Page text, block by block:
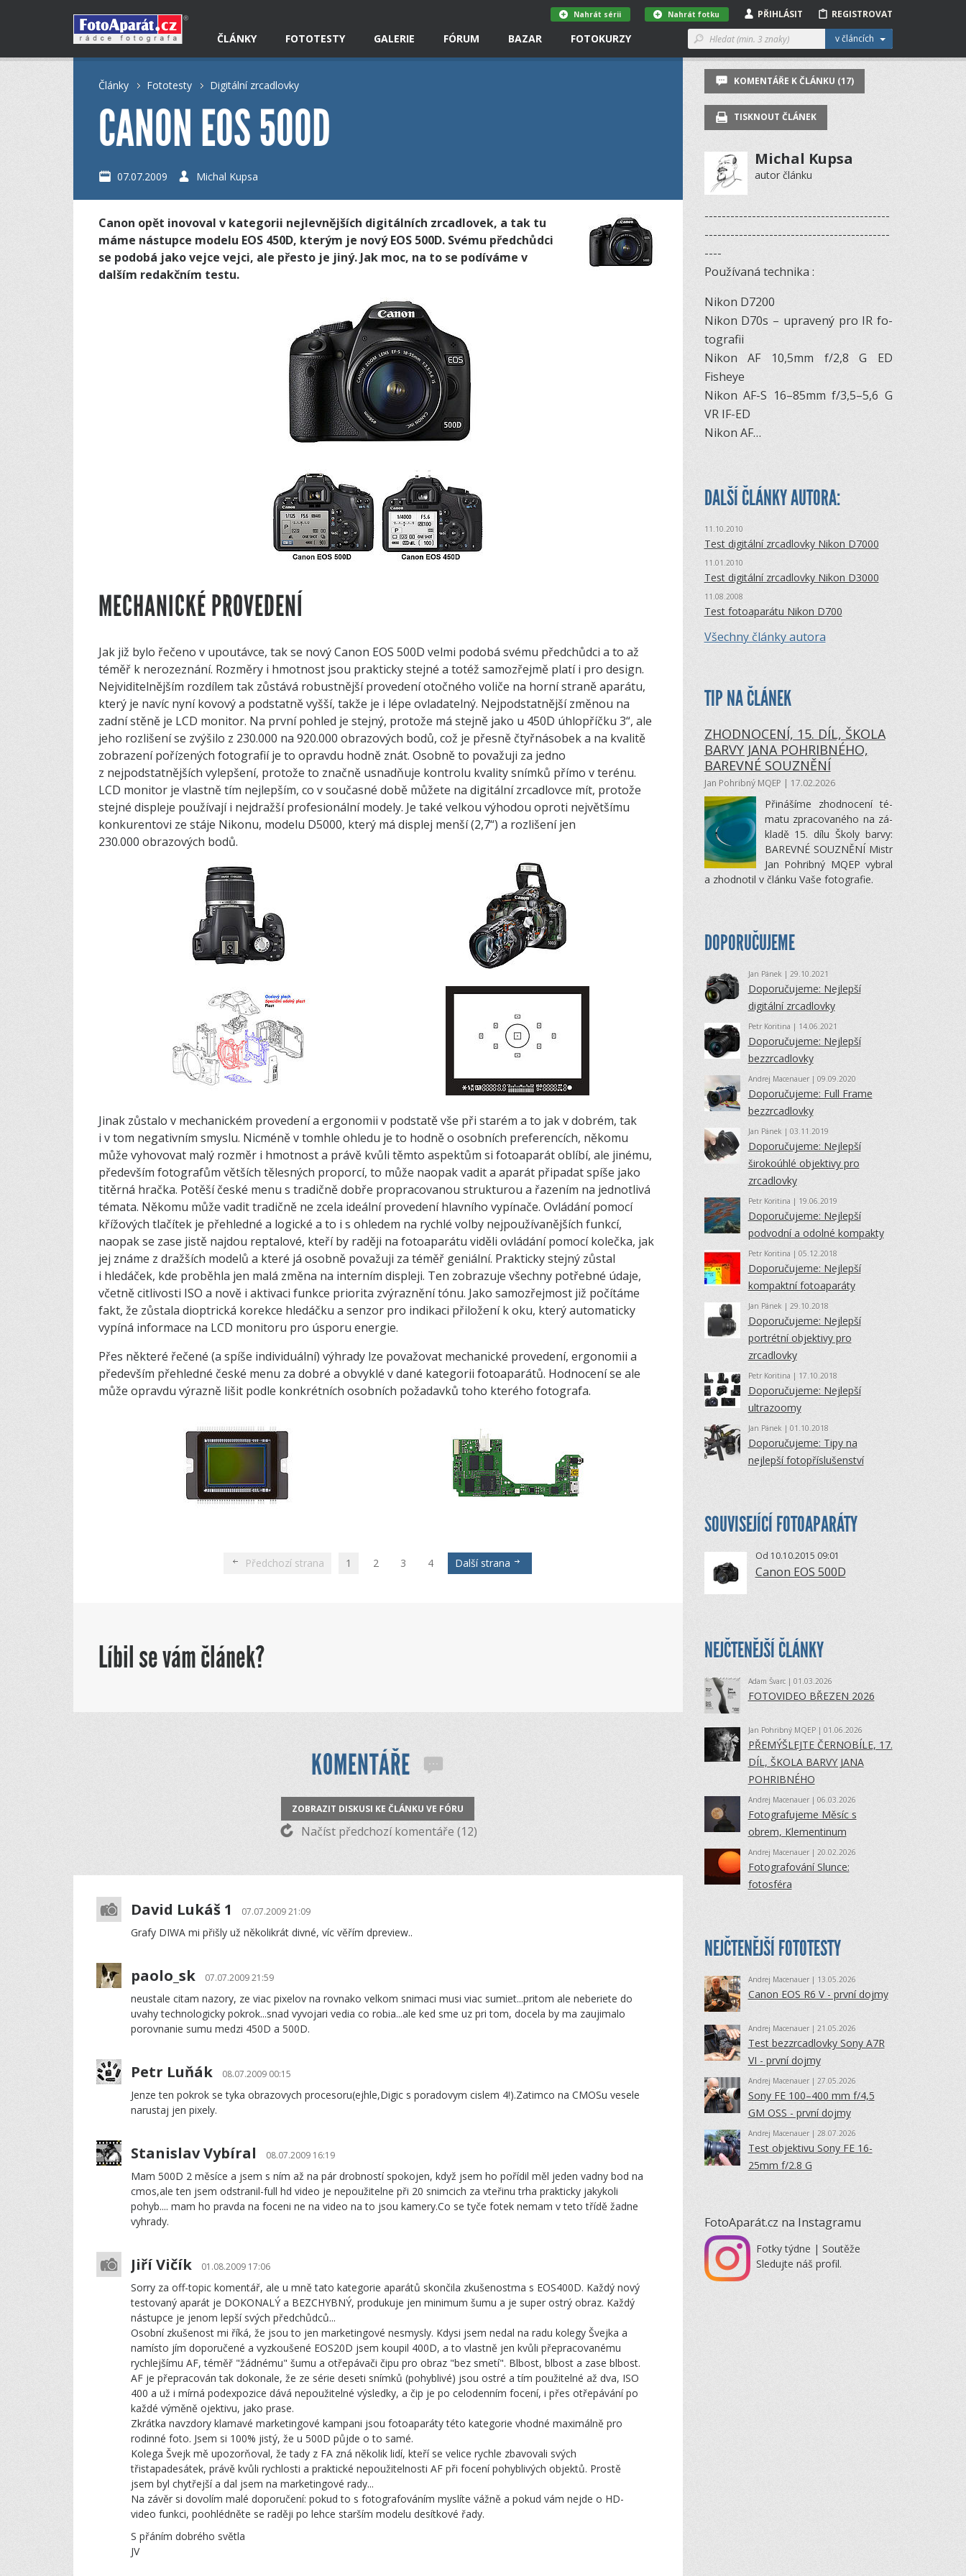
ČLÁNKY FOTOTESTY GALERIE FÓRUM BAZAR FOTOKURZY v článcích
REGISTROVAT
PŘIHLÁSIT
Nahrát fotku
Nahrát sérii
Články Fototesty Digitální zrcadlovky
CANON EOS 500D
07.07.2009 Michal Kupsa
Canon opět inovoval v kategorii nejlevnějších digitálních zrcadlovek, a tak tu
máme nástupce modelu EOS 450D, kterým je nový EOS 500D. Svému předchůdci
se podobá jako vejce vejci, ale přesto je jiný. Jak moc, na to se podíváme v
dalším redakčním testu.
MECHANICKÉ PROVEDENÍ
Jak již bylo řečeno v upoutávce, tak se nový Canon EOS 500D velmi podobá svému předchůdci a to až
téměř k nerozeznání. Rozměry i hmotnost jsou prakticky stejné a totéž samozřejmě platí i pro design.
Nejviditelnějším rozdílem tak zůstává robustnější provedení otočného voliče na horní straně aparátu,
který je navíc nyní kovový a podstatně vyšší, takže je i lépe ovladatelný. Nejpodstatnější změnou na
zadní stěně je LCD monitor. Na první pohled je stejný, protože má stejně jako u 450D úhlopříčku 3“, ale
jeho rozlišení se zvýšilo z 230.000 na 920.000 obrazových bodů, což je přesně čtyřnásobek a na kvalitě
zobrazení pořízených fotografií je to opravdu hodně znát. Osobně to považuji za jedno
z nejpodstatnějších vylepšení, protože to značně usnadňuje kontrolu kvality snímků přímo v terénu.
LCD monitor je vlastně tím nejlepším, co v současné době můžete na digitální zrcadlovce mít, protože
stejné displeje používají i nejdražší profesionální modely. Je také velkou výhodou oproti největšímu
konkurentovi ze stáje Nikonu, modelu D5000, který má displej menší (2,7“) a rozlišení jen
230.000 obrazo­vých bodů.
Jinak zůstalo v mechanickém provedení a ergonomii v podstatě vše při starém a to jak v dobrém, tak
i v tom negativním smyslu. Nicméně v tomhle ohledu je to hodně o osobních preferencích, někomu
může vyhovovat malý rozměr i hmotnost a právě kvůli těmto aspektům si fotoaparát oblíbí, ale jinému,
především fotografům větších tělesných proporcí, to může naopak vadit a aparát připadat spíše jako
titěrná hračka. Potěší české menu s tradičně dobře propracovanou strukturou a řazením na jednotlivá
témata. Někomu může vadit tradičně ne zcela ideální provedení hlavního vypínače. Ovládání pomocí
křížových tlačítek je přehledné a logické a to i s ohledem na rychlé volby nejpoužívanějších funkcí,
naopak se zase jistě najdou reptalové, kteří by raději na fotoaparátu viděli ovládání pomocí kolečka, jak
jej známe z dražších modelů a které já osobně považuji za téměř geniální. Prakticky stejný zůstal
i hledáček, kde proběhla jen malá změna na interním displeji. Ten zobrazuje všechny potřebné údaje,
včetně citlivosti ISO a nově i aktivaci funkce priorita zvýraznění tónu. Jako samozřejmost již počítáme
fakt, že zůstala dioptrická korekce hledáčku a senzor pro indikaci přiložení k oku, který automaticky
vypíná informace na LCD monitoru pro úsporu energie.
Přes některé řečené (a spíše individuální) výhrady lze považovat mechanické provedení, ergonomii a
především přehledné české menu za dobré a obvyklé v dané kategorii fotoaparátů. Hodnocení se ale
může opravdu výrazně lišit podle konkrétních osobních požadavků toho kterého fotografa.
Předchozí strana 1 2 3 4 Další strana
Líbil se vám článek?
KOMENTÁŘE
ZOBRAZIT DISKUSI KE ČLÁNKU VE FÓRU
Načíst předchozí komentáře (12)
David Lukáš 1 07.07.2009 21:09
Grafy DIWA mi přišly už několikrát divné, víc věřím dpreview..
paolo_sk 07.07.2009 21:59
neustale citam nazory, ze viac pixelov na rovnako velkom snimaci musi viac sumiet...pritom ale neberiete do
uvahy technologicky pokrok...snad vyvojari vedia co robia...ale ked sme uz pri tom, docela by ma zaujimalo
porovnanie sumu medzi 450D a 500D.
Petr Luňák 08.07.2009 00:15
Jenze ten pokrok se tyka obrazovych procesoru(ejhle,Digic s poradovym cislem 4!).Zatimco na CMOSu vesele
narustaj jen pixely.
Stanislav Vybíral 08.07.2009 16:19
Mam 500D 2 měsíce a jsem s ním až na pár drobností spokojen, když jsem ho pořídil měl jeden vadny bod na
cmos,ale ten jsem odstranil-full hd video je nepoužitelne při 20 snimcich za vteřinu trha prakticky jakykoli
pohyb.... mam ho pravda na foceni ne na video na to jsou kamery.Co se tyče fotek nemam v teto třídě žadne
vyhrady.
Jiří Vičík 01.08.2009 17:06
Sorry za off-topic komentář, ale u mně tato kategorie aparátů skončila zkušenostma s EOS400D. Každý nový
testovaný aparát je DOKONALÝ a BEZCHYBNÝ, produkuje jen minimum šumu a je super ostrý obraz. Každý
nástupce je jenom lepší svých předchůdců...
Osobní zkušenost mi říká, že jsou to jen marketingové nesmysly. Kdysi jsem nedal na radu kolegy Švejka a
namísto jím doporučené a vyzkoušené EOS20D jsem koupil 400D, a to vlastně jen kvůli přepracovanému
rychlejšímu AF, téměř "žádnému" šumu a otřepávači čipu pro obraz "bez smetí". Blbost, blbost a zase blbost.
AF je přepracován tak dokonale, že ze série deseti snímků (pohyblivé) jsou ostré a tím použitelné až dva, ISO
400 a už i mírná podexpozice dává nepoužitelné výsledky, a čip je po celodenním focení, i přes otřepávání po
každé výměně ojektivu, jako prase.
Zkrátka navzdory klamavé marketingové kampani jsou fotoaparáty této kategorie vhodné maximálně pro
rodinné foto. Jsem si 100% jistý, že u 500D půjde o to samé.
Kolega Švejk mě upozorňoval, že tady z FA zná několik lidí, kteří se velice rychle zbavovali svých
třistapadesátek, právě kvůli rychlosti a praktické nepoužitelnosti AF při focení pohyblivých objektů. Prostě
jsem byl chytřejší a dal jsem na marketingové rady...
Na závěr si dovolím malé doporučení: pokud to s fotografováním myslíte vážně a pokud vám nejde o HD-
video funkci, poohlédněte se raději po lehce starším modelu desítkové řady.
S přáním dobrého světla
JV
KOMENTÁŘE K ČLÁNKU (17)
TISKNOUT ČLÁNEK
Michal Kupsa
autor článku
-------------------------------------------
-------------------------------------------
----
Po­u­ží­vaná tech­nika :
Ni­kon D7200
Ni­kon D70s – upra­vený pro IR fo­
to­gra­fii
Ni­kon AF 10,5mm f/2,8 G ED
Fisheye
Ni­kon AF-S 16–85mm f/3,5–5,6 G
VR IF-ED
Ni­kon AF…
DALŠÍ ČLÁNKY AUTORA:
11.10.2010
Test digitální zrcadlovky Nikon D7000
11.01.2010
Test digitální zrcadlovky Nikon D3000
11.08.2008
Test fotoaparátu Nikon D700
Všechny články autora
TIP NA ČLÁNEK
ZHODNOCENÍ, 15. DÍL, ŠKOLA
BARVY JANA POHRIBNÉHO,
BAREVNÉ SOUZNĚNÍ
Jan Pohribný MQEP | 17.02.2026
Při­ná­šíme zhod­no­cení té­
matu zpra­co­va­ného na zá­
kladě 15. dílu Školy barvy:
BA­REVNÉ SOUZNĚNÍ Mistr
Jan Po­hribný MQEP vy­bral
a zhod­no­til v článku Vaše fo­to­gra­fie.
DOPORUČUJEME
Jan Pánek| 29.10.2021
Doporučujeme: Nejlepší
digitální zrcadlovky
Petr Koritina | 14.06.2021
Doporučujeme: Nejlepší
bezzrcadlovky
Andrej Macenauer| 09.09.2020
Doporučujeme: Full Frame
bezzrcadlovky
Jan Pánek | 03.11.2019
Doporučujeme: Nejlepší
širokoúhlé objektivy pro
zrcadlovky
Petr Koritina | 19.06.2019
Doporučujeme: Nejlepší
podvodní a odolné kompakty
Petr Koritina | 05.12.2018
Doporučujeme: Nejlepší
kompaktní fotoaparáty
Jan Pánek | 29.10.2018
Doporučujeme: Nejlepší
portrétní objektivy pro
zrcadlovky
Petr Koritina | 17.10.2018
Doporučujeme: Nejlepší
ultrazoomy
Jan Pánek | 01.10.2018
Doporučujeme: Tipy na
nejlepší fotopříslušenství
SOUVISEJÍCÍ FOTOAPARÁTY
Od 10.10.2015 09:01
Canon EOS 500D
NEJČTENĚJŠÍ ČLÁNKY
Adam Švarc| 01.03.2026
FOTOVIDEO BŘEZEN 2026
Jan Pohribný MQEP| 01.06.2026
PŘEMÝŠLEJTE ČERNOBÍLE, 17.
DÍL, ŠKOLA BARVY JANA
POHRIBNÉHO
Andrej Macenauer| 06.03.2026
Fotografujeme Měsíc s
obrem, Klementinum
Andrej Macenauer| 20.02.2026
Fotografování Slunce:
fotosféra
NEJČTENĚJŠÍ FOTOTESTY
Andrej Macenauer| 13.05.2026
Canon EOS R6 V - první dojmy
Andrej Macenauer| 21.05.2026
Test bezzrcadlovky Sony A7R
VI - první dojmy
Andrej Macenauer| 27.05.2026
Sony FE 100–400 mm f/4,5
GM OSS - první dojmy
Andrej Macenauer| 28.07.2026
Test objektivu Sony FE 16-
25mm f/2.8 G
FotoAparát.cz na Instagramu
Fotky týdne | Soutěže
Sledujte náš profil.